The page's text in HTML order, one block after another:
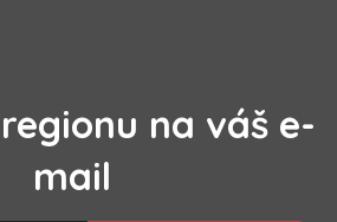
na váš e-
mail